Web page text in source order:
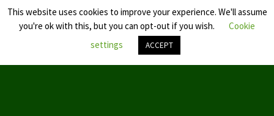
This website uses cookies to improve your experience. We'll assume
you're ok with this, but you can opt-out if you wish.
Cookie
settings
ACCEPT